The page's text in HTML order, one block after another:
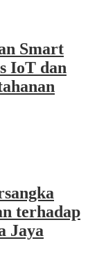
Smart
IoT dan
terhadap
Jaya